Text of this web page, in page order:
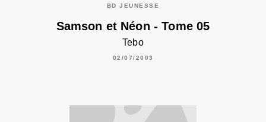
BD JEUNESSE
Samson et Néon - Tome 05
Tebo
02/07/2003